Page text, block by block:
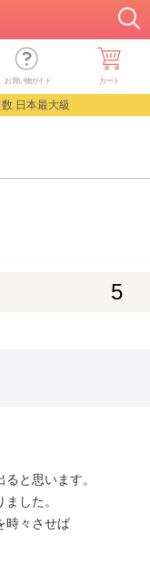
お買い物ガイド カート
日本最大級
5
と思います。
した。
時々させば